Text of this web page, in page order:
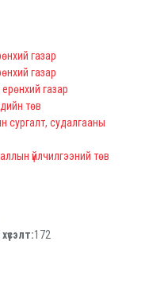
газар
газар
газар
төв
сургалт, судалгааны
үйлчилгээний төв
172